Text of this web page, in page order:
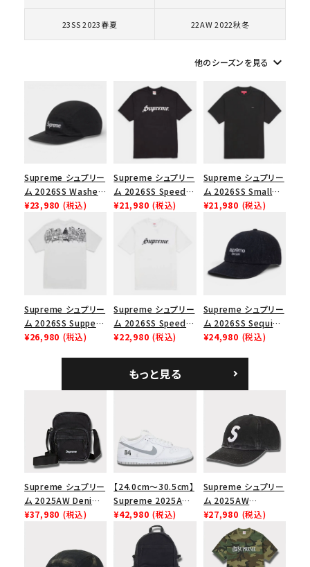
並び順
円 ～
円
在庫のない商品を表示する
23SS 2023春夏 22AW 2022秋冬
他のシーズンを見る keyboard_arrow_down
Supreme シュプリー
ム 2026SS Washed
Chino Twill Camp
Cap ウォッシュド チ
ノツイル キャンプキャ
ップ ブラック
¥23,980 (税込)
Supreme シュプリー
ム 2026SS Speed
Tee スピードTシャツ
¥21,980 (税込)
Supreme シュプリー
ム 2026SS Small
Box Tee スモールボ
¥21,980 (税込)
Supreme シュプリー
ム 2026SS Supper
Tee サパーTシャツ
¥26,980 (税込)
Supreme シュプリー
ム 2026SS Speed
Tee スピードTシャツ
¥22,980 (税込)
Supreme シュプリー
ム 2026SS Sequin
Denim Classic
シックロゴ 6パネルキ
ャップ ブラック
¥24,980 (税込)
もっと見る
Supreme シュプリー
ム 2025AW Denim
Shoulder Bag デニ
¥37,980 (税込)
【24.0cm～30.5cm】
Supreme 2025AW
Nike SB Dunk Low
ナイキ SB ダンク ロ
ー スニーカー ホワイ
¥42,980 (税込)
Supreme シュプリー
ム 2025AW
Pigment Coated
2-Tone S Logo 6-
Panel Cap ピグメン
トコーテッド 2トーン
¥27,980 (税込)